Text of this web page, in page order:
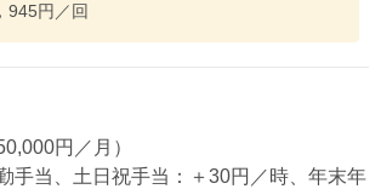
945円／回
円／月）
手当、土日祝手当：＋30円／時、年末年